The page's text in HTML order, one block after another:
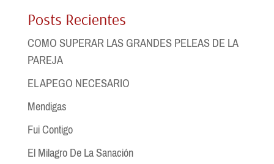
Posts Recientes
COMO SUPERAR LAS GRANDES PELEAS DE LA
PAREJA
EL APEGO NECESARIO
Mendigas
Fui Contigo
El Milagro De La Sanación